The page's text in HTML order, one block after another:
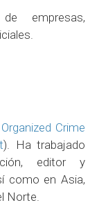
empresas,
Organized Crime
). Ha trabajado
editor y
como en Asia,
Norte.